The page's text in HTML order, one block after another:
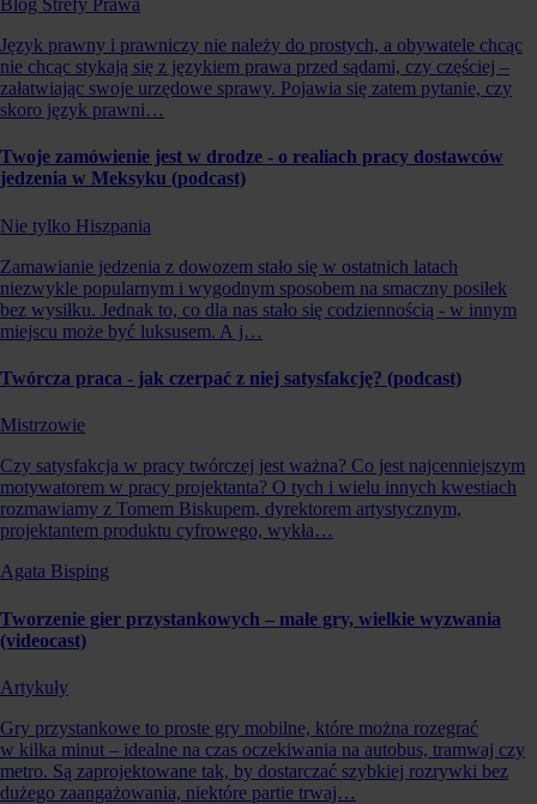
Blog Strefy Prawa
Język prawny i prawniczy nie należy do prostych, a obywatele chcąc
nie chcąc stykają się z językiem prawa przed sądami, czy częściej –
załatwiając swoje urzędowe sprawy. Pojawia się zatem pytanie, czy
skoro język prawni…
Twoje zamówienie jest w drodze - o realiach pracy dostawców
jedzenia w Meksyku (podcast)
Nie tylko Hiszpania
Zamawianie jedzenia z dowozem stało się w ostatnich latach
niezwykle popularnym i wygodnym sposobem na smaczny posiłek
bez wysiłku. Jednak to, co dla nas stało się codziennością - w innym
miejscu może być luksusem. A j…
Twórcza praca - jak czerpać z niej satysfakcję? (podcast)
Mistrzowie
Czy satysfakcja w pracy twórczej jest ważna? Co jest najcenniejszym
motywatorem w pracy projektanta? O tych i wielu innych kwestiach
rozmawiamy z Tomem Biskupem, dyrektorem artystycznym,
projektantem produktu cyfrowego, wykła…
Agata Bisping
Tworzenie gier przystankowych – małe gry, wielkie wyzwania
(videocast)
Artykuły
Gry przystankowe to proste gry mobilne, które można rozegrać
w kilka minut – idealne na czas oczekiwania na autobus, tramwaj czy
metro. Są zaprojektowane tak, by dostarczać szybkiej rozrywki bez
dużego zaangażowania, niektóre partie trwaj…